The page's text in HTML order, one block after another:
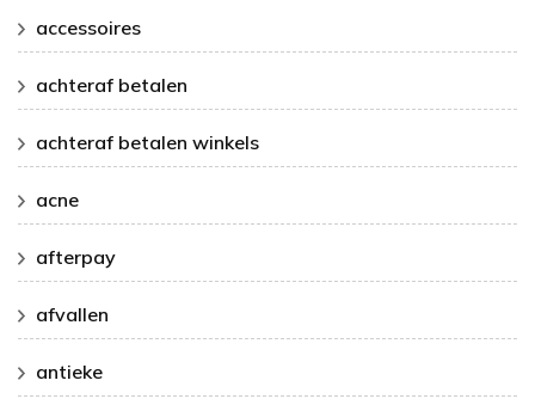
accessoires
achteraf betalen
achteraf betalen winkels
acne
afterpay
afvallen
antieke